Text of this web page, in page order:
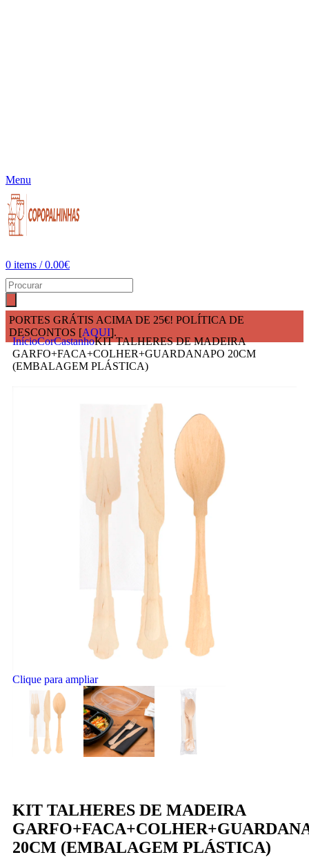
Menu
0 items / 0.00€
PORTES GRÁTIS ACIMA DE 25€! POLÍTICA DE
DESCONTOS [AQUI].
InícioCorCastanhoKIT TALHERES DE MADEIRA
GARFO+FACA+COLHER+GUARDANAPO 20CM
(EMBALAGEM PLÁSTICA)
Clique para ampliar
KIT TALHERES DE MADEIRA
20CM (EMBALAGEM PLÁSTICA)